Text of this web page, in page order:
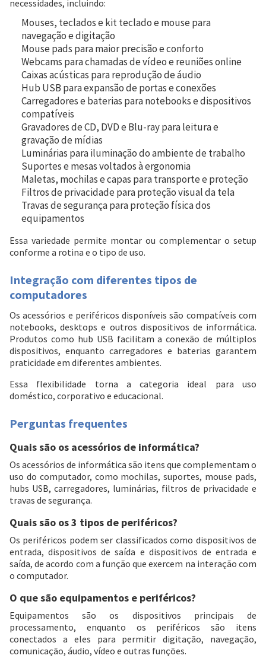
necessidades, incluindo:
Mouses, teclados e kit teclado e mouse para
navegação e digitação
Mouse pads para maior precisão e conforto
Webcams para chamadas de vídeo e reuniões online
Caixas acústicas para reprodução de áudio
Hub USB para expansão de portas e conexões
Carregadores e baterias para notebooks e dispositivos
compatíveis
Gravadores de CD, DVD e Blu-ray para leitura e
gravação de mídias
Luminárias para iluminação do ambiente de trabalho
Suportes e mesas voltados à ergonomia
Maletas, mochilas e capas para transporte e proteção
Filtros de privacidade para proteção visual da tela
Travas de segurança para proteção física dos
equipamentos
Essa variedade permite montar ou complementar o setup
conforme a rotina e o tipo de uso.
Integração com diferentes tipos de
computadores
Os acessórios e periféricos disponíveis são compatíveis com
notebooks, desktops e outros dispositivos de informática.
Produtos como hub USB facilitam a conexão de múltiplos
dispositivos, enquanto carregadores e baterias garantem
praticidade em diferentes ambientes.
Essa flexibilidade torna a categoria ideal para uso
doméstico, corporativo e educacional.
Perguntas frequentes
Quais são os acessórios de informática?
Os acessórios de informática são itens que complementam o
uso do computador, como mochilas, suportes, mouse pads,
hubs USB, carregadores, luminárias, filtros de privacidade e
travas de segurança.
Quais são os 3 tipos de periféricos?
Os periféricos podem ser classificados como dispositivos de
entrada, dispositivos de saída e dispositivos de entrada e
saída, de acordo com a função que exercem na interação com
o computador.
O que são equipamentos e periféricos?
Equipamentos são os dispositivos principais de
processamento, enquanto os periféricos são itens
conectados a eles para permitir digitação, navegação,
comunicação, áudio, vídeo e outras funções.